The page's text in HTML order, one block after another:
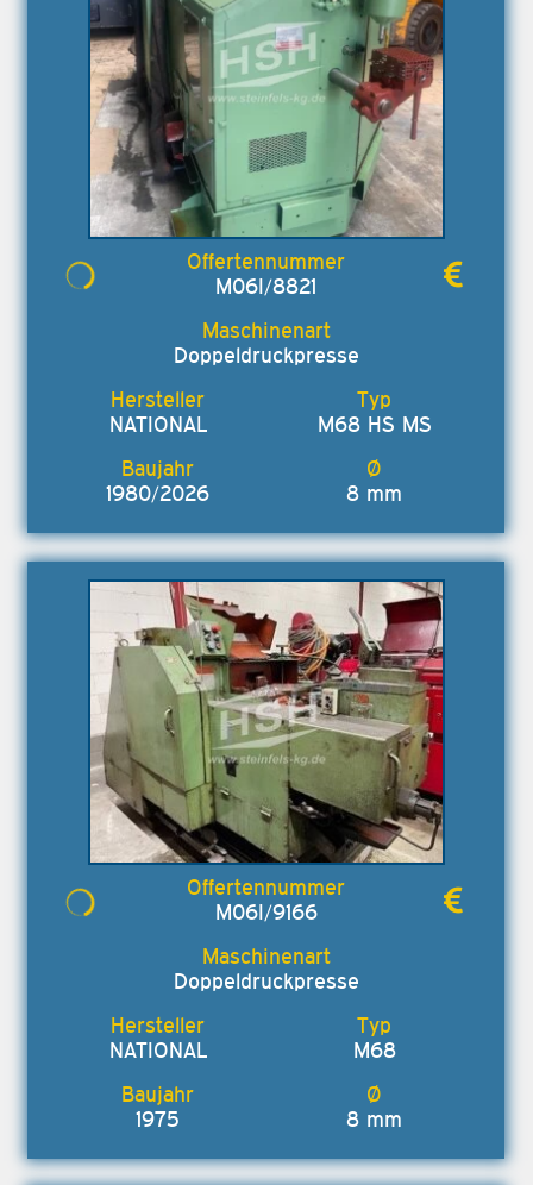
M06I/8821
Doppeldruckpresse
NATIONAL M68 HS MS
1980/2026 8 mm
M06I/9166
Doppeldruckpresse
NATIONAL M68
1975 8 mm